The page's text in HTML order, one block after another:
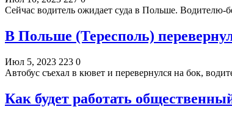
Сейчас водитель ожидает суда в Польше. Водителю-
В Польше (Тересполь)
Июл 5, 2023 223 0
Автобус съехал в кювет и перевернулся на бок,
Как будет работать